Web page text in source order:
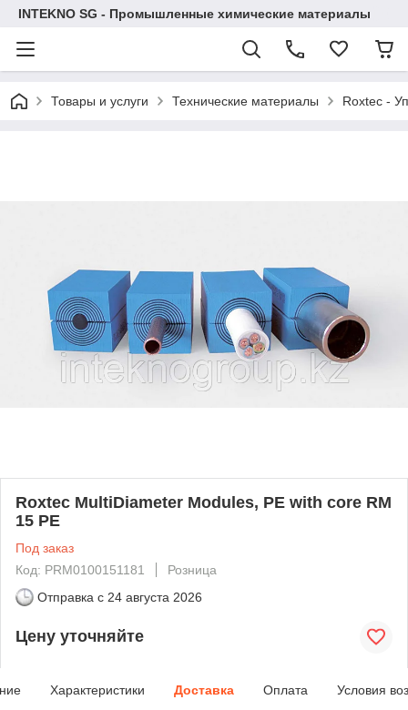
INTEKNO SG - Промышленные химические материалы
Товары и услуги Технические материалы Roxtec -
Roxtec MultiDiameter Modules, PE with core RM
15 PE
Под заказ
Код: PRM0100151181
Розница
Отправка с 24 августа 2026
Цену уточняйте
Характеристики Доставка Оплата Условия